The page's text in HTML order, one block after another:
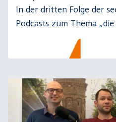
In der dritten Folge der
Podcasts zum Thema
alle Fragen rund um das